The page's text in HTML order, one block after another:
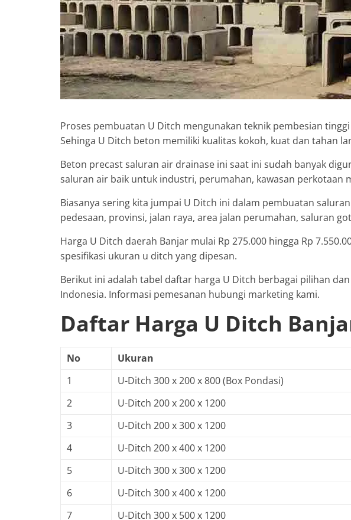
Proses pembuatan U Ditch mengunakan teknik pembesian
Sehinga U Ditch beton memiliki kualitas kokoh, kuat dan tahan
Beton precast saluran air drainase ini saat ini sudah banyak
saluran air baik untuk industri, perumahan, kawasan perkotaan
Biasanya sering kita jumpai U Ditch ini dalam pembuatan
pedesaan, provinsi, jalan raya, area jalan perumahan, saluran
Harga U Ditch daerah Banjar mulai Rp 275.000 hingga Rp
spesifikasi ukuran u ditch yang dipesan.
Berikut ini adalah tabel daftar harga U Ditch berbagai pilihan
Indonesia. Informasi pemesanan hubungi marketing kami.
Daftar Harga U Ditch
No Ukuran
1
U-Ditch 300 x 200 x 800 (Box Pondasi)
2
U-Ditch 200 x 200 x 1200
3
U-Ditch 200 x 300 x 1200
4
U-Ditch 200 x 400 x 1200
5
U-Ditch 300 x 300 x 1200
6
U-Ditch 300 x 400 x 1200
7
U-Ditch 300 x 500 x 1200